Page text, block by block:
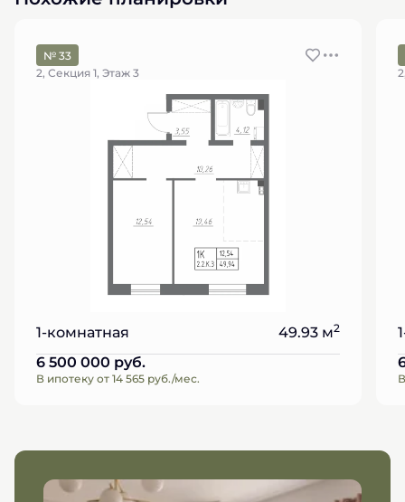
№ 33
2, Секция 1, Этаж 3
1-комнатная 49.93 м2
6 500 000 руб.
В ипотеку от 14 565 руб./мес.